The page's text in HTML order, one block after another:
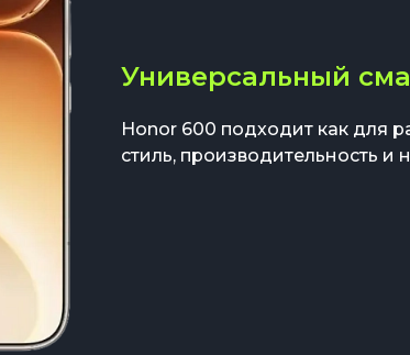
Универсальный
Honor 600 подходит как для
стиль, производительность и